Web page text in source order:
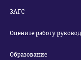
ЗАГС
Оцените работу
Образование